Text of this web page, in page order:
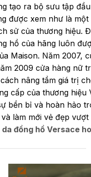
tạo ra bộ sưu tập
được xem như là
sử của thương
hồ của hãng luôn
Maison. Năm 2007,
2009 cửa hàng nữ
nâng tầm giá trị
cấp của thương
bền bỉ và hoàn hảo
làm mới vẻ đẹp vượt
da đồng hồ Versace